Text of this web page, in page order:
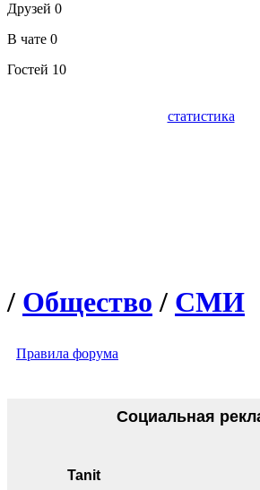
Друзей 0
В чате 0
Гостей 10
статистика
/ Общество / СМИ
Правила форума
Tanit
Социальная